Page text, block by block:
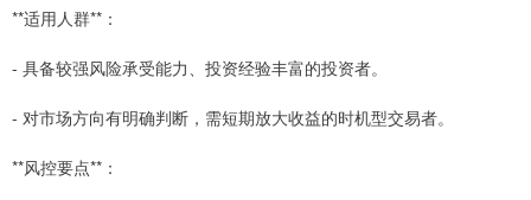
**适用人群**：
- 具备较强风险承受能力、投资经验丰富的投资者。
- 对市场方向有明确判断，需短期放大收益的时机型交易者。
**风控要点**：